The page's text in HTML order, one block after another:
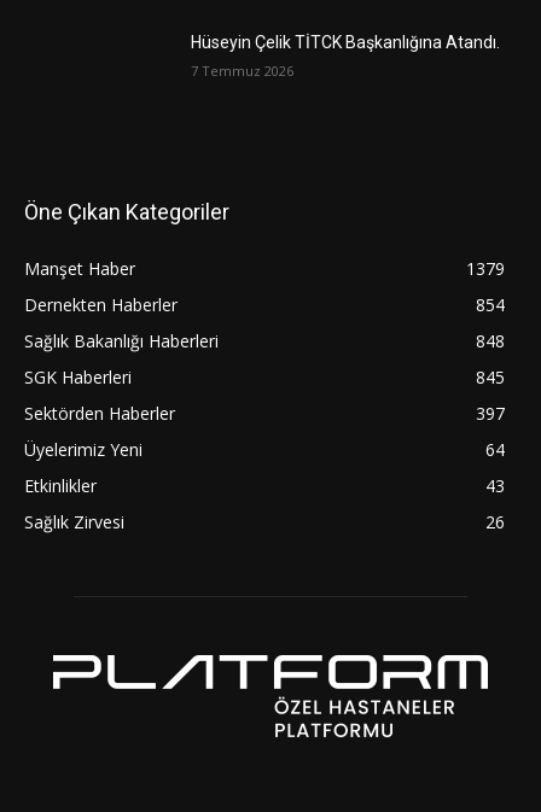
Hüseyin Çelik TİTCK Başkanlığına Atandı.
7 Temmuz 2026
Öne Çıkan Kategoriler
Manşet Haber
1379
Dernekten Haberler
854
Sağlık Bakanlığı Haberleri
848
SGK Haberleri
845
Sektörden Haberler
397
Üyelerimiz Yeni
64
Etkinlikler
43
Sağlık Zirvesi
26